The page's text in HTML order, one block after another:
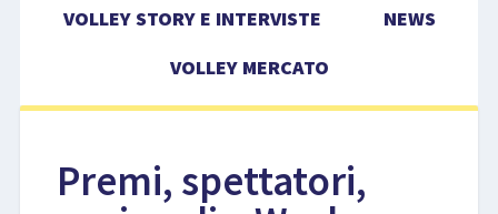
VOLLEY MERCATO
COMPETIZIONI
EVENTI
VOLLEY STORY E INTERVISTE
NEWS
VOLLEY MERCATO
Premi, spettatori,